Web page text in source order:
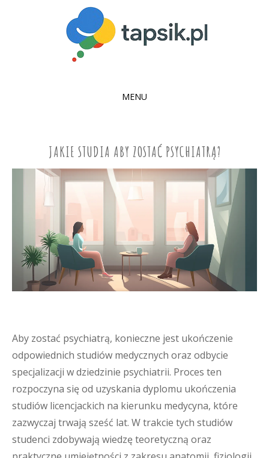
MENU
CONTENTJAKIE STUDIA ABY ZOSTAĆ PSYCHIATRĄ?
Aby zostać psychiatrą, konieczne jest ukończenie
odpowiednich studiów medycznych oraz odbycie
specjalizacji w dziedzinie psychiatrii. Proces ten
rozpoczyna się od uzyskania dyplomu ukończenia
studiów licencjackich na kierunku medycyna, które
zazwyczaj trwają sześć lat. W trakcie tych studiów
studenci zdobywają wiedzę teoretyczną oraz